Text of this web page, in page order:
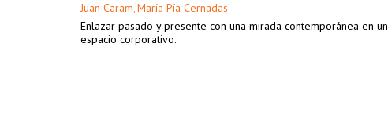
Juan Caram, María Pía Cernadas
Enlazar pasado y presente con una mirada contemporánea en un
espacio corporativo.